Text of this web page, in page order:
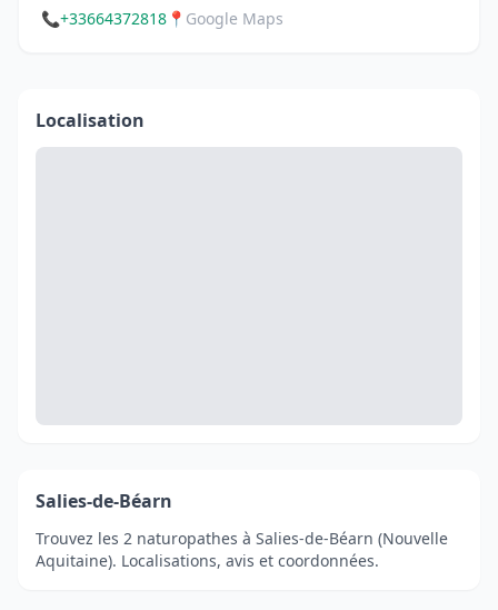
📞+33664372818 📍 Google Maps
Localisation
Salies-de-Béarn
Trouvez les 2 naturopathes à Salies-de-Béarn (Nouvelle
Aquitaine). Localisations, avis et coordonnées.